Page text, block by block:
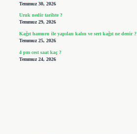
Temmuz 30, 2026
Uruk nedir tarihte ?
Temmuz 29, 2026
Kağıt hamuru ile yapılan kalın ve sert kağıt ne denir ?
Temmuz 25, 2026
4 pm cest saat kaç ?
Temmuz 24, 2026